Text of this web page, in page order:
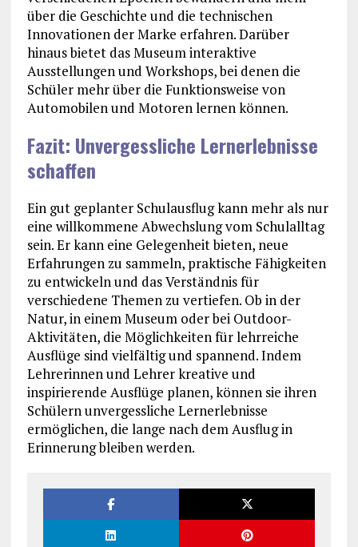
über die Geschichte und die technischen
Innovationen der Marke erfahren. Darüber
hinaus bietet das Museum interaktive
Ausstellungen und Workshops, bei denen die
Schüler mehr über die Funktionsweise von
Automobilen und Motoren lernen können.
Fazit: Unvergessliche Lernerlebnisse
schaffen
Ein gut geplanter Schulausflug kann mehr als nur
eine willkommene Abwechslung vom Schulalltag
sein. Er kann eine Gelegenheit bieten, neue
Erfahrungen zu sammeln, praktische Fähigkeiten
zu entwickeln und das Verständnis für
verschiedene Themen zu vertiefen. Ob in der
Natur, in einem Museum oder bei Outdoor-
Aktivitäten, die Möglichkeiten für lehrreiche
Ausflüge sind vielfältig und spannend. Indem
Lehrerinnen und Lehrer kreative und
inspirierende Ausflüge planen, können sie ihren
Schülern unvergessliche Lernerlebnisse
ermöglichen, die lange nach dem Ausflug in
Erinnerung bleiben werden.